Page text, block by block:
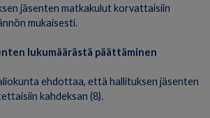
jäsenten matkakulut korvattaisiin
mukaisesti.
lukumäärästä päättäminen
ehdottaa, että hallituksen jäsenten
kahdeksan (8).